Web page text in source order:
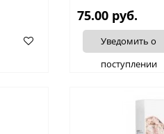
75.00 руб.
Уведомить о
поступлении